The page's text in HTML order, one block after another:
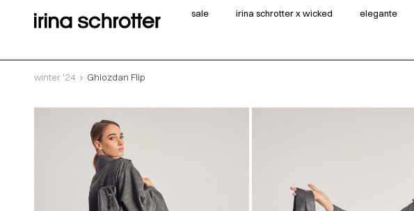
sale irina schrotter x wicked elegante
winter '24 Ghiozdan Flip